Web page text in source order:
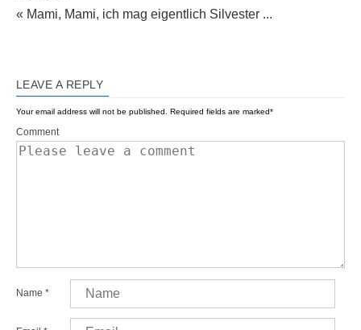
« Mami, Mami, ich mag eigentlich Silvester ...
LEAVE A REPLY
Your email address will not be published. Required fields are marked*
Comment
Name *